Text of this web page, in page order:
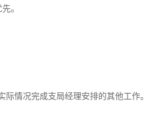
。
情况完成支局经理安排的其他工作。